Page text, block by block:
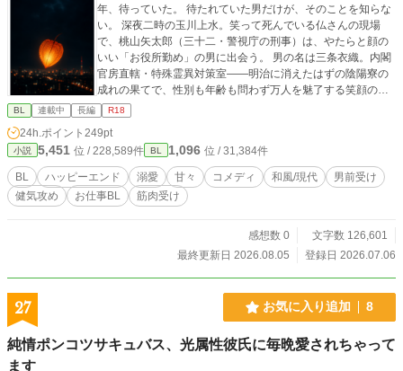
年、待っていた。 待たれていた男だけが、そのことを知らな
い。 深夜二時の玉川上水。笑って死んでいる仏さんの現場
で、桃山矢太郎（三十二・警視庁の刑事）は、やたらと顔の
いい「お役所勤め」の男に出会う。 男の名は三条衣織。内閣
官房直轄・特殊霊異対策室——明治に消えたはずの陰陽寮の
成れの果てで、性別も年齢も問わず万人を魅了する笑顔の持
ち主。なのにその魅了が、矢太郎にだけ、なぜか効かない。
「あなただけ、です」 気づけば矢太郎は対策室に出向させら
れ、この胡散くさい美形と相棒にされていた。水に呼ばれる
事件、フリマアプリの縁切り護符、真夜中の儀式。東京の底
でなにかが動き出している。事件現場に必ず転がっている、
季節外れの赤い実とともに。 衣織は勝手に合鍵で上がり込ん
で飯を作るし、距離は近いし、セクハラ発言も平常運転だ。
前を知っていた。なんでお前は、たまに泣きそうな顔で俺を
（刑事）のスロー甘、中盤以降に糖度高めの性描写あり。ハ
ッピーエンドです。全42話・完結済み、毎日更新。 ※ムーン
ています。
BL 連載中 長編 R18
24h.ポイント 249pt
小説 5,451 位 / 228,589件 BL 1,096 位 / 31,384件
BL ハッピーエンド 溺愛 甘々 コメディ 和風/現代
男前受け
健気攻め
お仕事BL 筋肉受け
感想数 0
文字数 126,601
最終更新日 2026.08.05
登録日 2026.07.06
27 お気に入り追加 8
純情ポンコツサキュバス、光属性彼氏に毎晩愛されちゃって
ます